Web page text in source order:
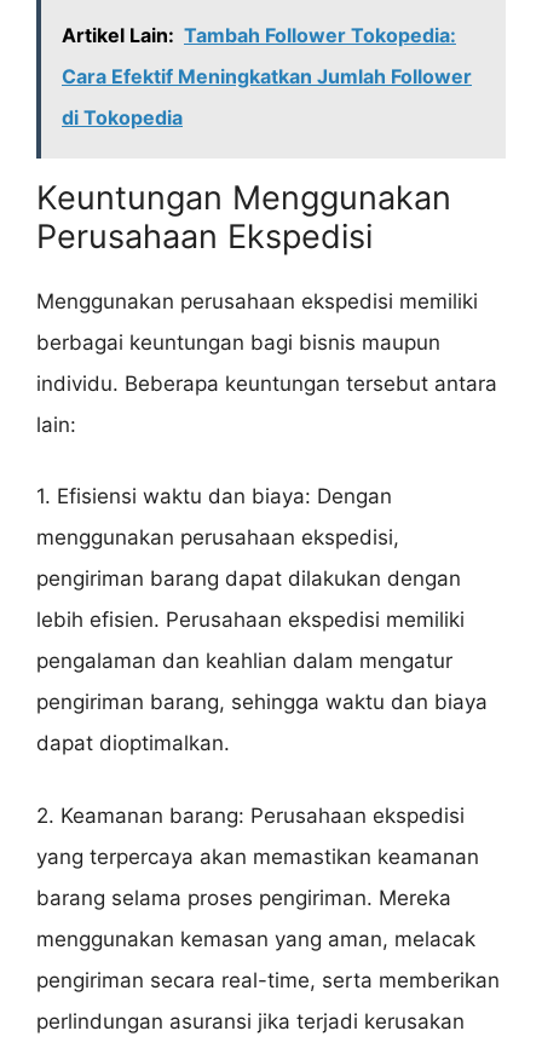
Artikel Lain: Tambah Follower Tokopedia:
Cara Efektif Meningkatkan Jumlah Follower
di Tokopedia
Keuntungan Menggunakan
Perusahaan Ekspedisi
Menggunakan perusahaan ekspedisi memiliki
berbagai keuntungan bagi bisnis maupun
individu. Beberapa keuntungan tersebut antara
lain:
1. Efisiensi waktu dan biaya: Dengan
menggunakan perusahaan ekspedisi,
pengiriman barang dapat dilakukan dengan
lebih efisien. Perusahaan ekspedisi memiliki
pengalaman dan keahlian dalam mengatur
pengiriman barang, sehingga waktu dan biaya
dapat dioptimalkan.
2. Keamanan barang: Perusahaan ekspedisi
yang terpercaya akan memastikan keamanan
barang selama proses pengiriman. Mereka
menggunakan kemasan yang aman, melacak
pengiriman secara real-time, serta memberikan
perlindungan asuransi jika terjadi kerusakan